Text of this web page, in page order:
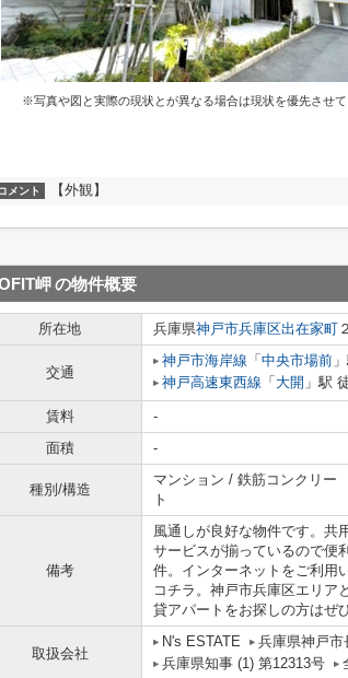
※写真や図と実際の現状とが異なる場合は現状を優先させ
メント 【外観】
岬の物件概要
所在地 兵庫県神戸市兵庫区出在家町
交通
神戸市海岸線 「 中央市場前
神戸高速東西線 「 大開 」駅
賃料 -
面積
-
種別/構造
マンション / 鉄筋コンクリー
ト
備考
風通しが良好な物件です。共
サービスが揃っているので便
件。インターネットをご利用
コチラ。神戸市兵庫区エリア
貸アパートをお探しの方はぜ
取扱会社
N's ESTATE 兵庫県神戸市
兵庫県知事 (1) 第12313号